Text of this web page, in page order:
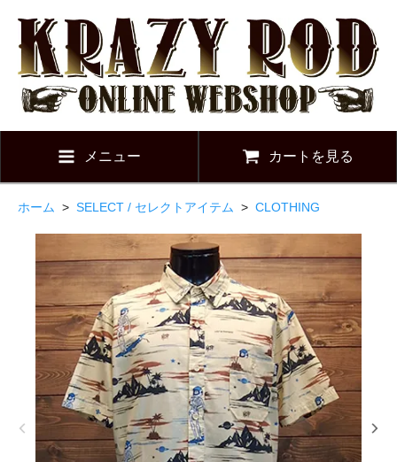
メニュー カートを見る
ホーム > SELECT / セレクトアイテム > CLOTHING